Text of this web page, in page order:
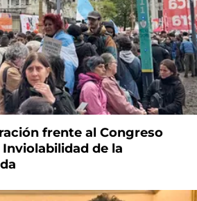
frente al Congreso
de la